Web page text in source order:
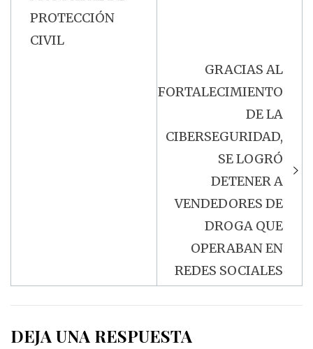
PROTECCIÓN
CIVIL
GRACIAS AL
FORTALECIMIENTO
DE LA
CIBERSEGURIDAD,
SE LOGRÓ
DETENER A
VENDEDORES DE
DROGA QUE
OPERABAN EN
REDES SOCIALES
DEJA UNA RESPUESTA